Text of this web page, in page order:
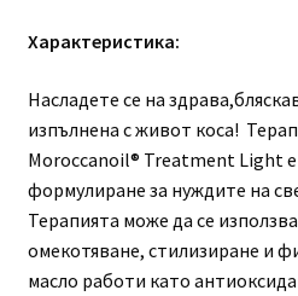
Характеристика:
Насладете се на
изпълнена с живот коса!
Moroccanoil® Treatment Light
формулиране за нуждите на
Терапията може да се
омекотяване, стилизиране и
масло работи като